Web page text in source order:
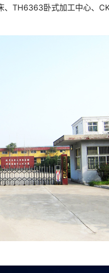
TH6363卧式加工中心、